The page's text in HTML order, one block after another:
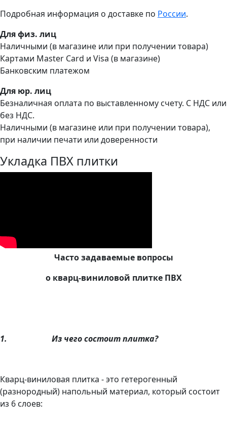
Подробная информация о доставке по России.
Для физ. лиц
Наличными (в магазине или при получении товара)
Картами Master Card и Visa (в магазине)
Банковским платежом
Для юр. лиц
Безналичная оплата по выставленному счету. С НДС или
без НДС.
Наличными (в магазине или при получении товара),
при наличии печати или доверенности
Укладка ПВХ плитки
Часто задаваемые вопросы
о кварц-виниловой плитке ПВХ
1. Из чего состоит плитка?
Кварц-виниловая плитка - это гетерогенный
(разнородный) напольный материал, который состоит
из 6 слоев: